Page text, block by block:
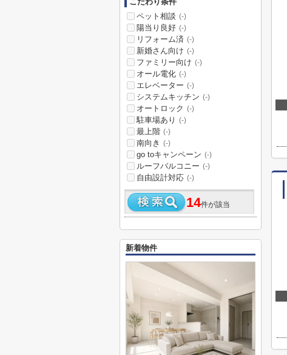
ペット相談 (-)
陽当り良好 (-)
リフォーム済 (-)
新婚さん向け (-)
ファミリー向け (-)
オール電化 (-)
エレベーター (-)
システムキッチン (-)
オートロック (-)
駐車場あり (-)
最上階 (-)
南向き (-)
go toキャンペーン (-)
ルーフバルコニー (-)
自由設計対応 (-)
14件が該当
新着物件